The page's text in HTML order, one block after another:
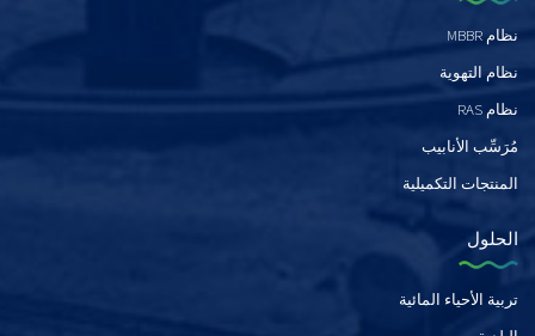
نظام MBBR
نظام التهوية
نظام RAS
مُرَسِّب الأنابيب
المنتجات التكميلية
الحلول
تربية الأحياء المائية